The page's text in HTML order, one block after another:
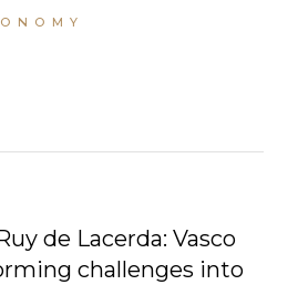
de Lacerda: Vasco
challenges into